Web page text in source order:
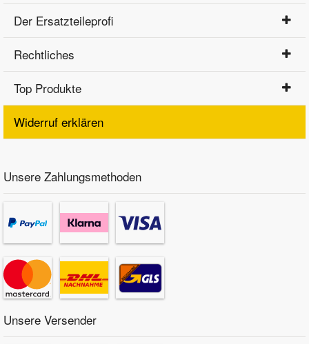
Der Ersatzteileprofi
Rechtliches
Top Produkte
Widerruf erklären
Unsere Zahlungsmethoden
Unsere Versender